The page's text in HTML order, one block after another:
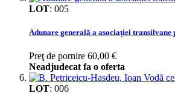
LOT: 005
Adunare generală a asociației
Preţ de pornire 60,00 €
Neadjudecat fa o oferta
LOT: 006